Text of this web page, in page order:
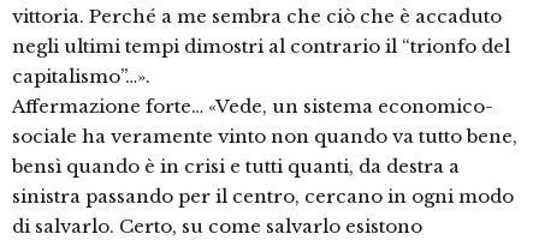
vittoria. Perché a me sembra che ciò che è accaduto
negli ultimi tempi dimostri al contrario il “trionfo del
capitalismo”…».
Affermazione forte… «Vede, un sistema economico-
sociale ha veramente vinto non quando va tutto bene,
bensì quando è in crisi e tutti quanti, da destra a
sinistra passando per il centro, cercano in ogni modo
di salvarlo. Certo, su come salvarlo esistono